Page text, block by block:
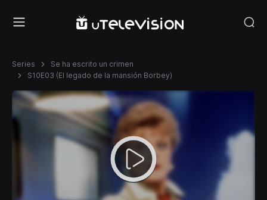
Series
Se ha escrito un crimen
S10E03 (El legado de la mansión Borbey)